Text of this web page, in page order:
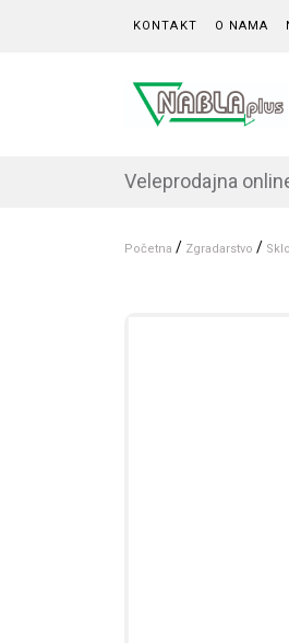
KONTAKT O NAMA
Veleprodajna
Početna / Zgradarstvo /